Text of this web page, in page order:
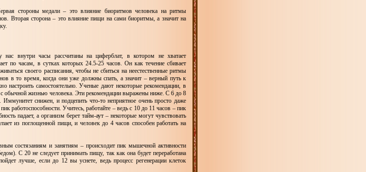
стороны медали – это влияние биоритмов человека на ритмы
Вторая сторона – это влияние пищи на сами биоритмы, а значит на
нас внутри часы рассчитаны на циферблат, в котором не хватает
по часам, в сутках которых 24.5-25 часов. Он как течение сбивает
своего расписания, чтобы не сбиться на неестественные ритмы
в то время, когда они уже должны спать, а значит – верный путь к
самостоятельно. Ученые дают некоторые рекомендации, в
обычной жизнью человека. Эти рекомендации выражены ниже. С 6 до 8
снижен, и подцепить что-то неприятное очень просто даже
работоспособности. Учитесь, работайте – ведь с 10 до 11 часов – пик
падает, а организм берет тайм-аут – некоторые могут чувствовать
из поглощенной пищи, и человек до 4 часов способен работать на
состязаниям и занятиям – происходит пик мышечной активности
С 20 не следует принимать пищу, так как она будет переработана
лучше, если до 12 вы уснете, ведь процесс регенерации клеток